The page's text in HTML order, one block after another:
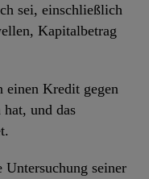
sei, einschließlich
Kapitalbetrag
einen Kredit gegen
und das
Untersuchung seiner